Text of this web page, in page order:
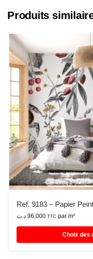
Produits
Ref. 9183 – Papier
96,000 د.ت TTC par m²
Choix des